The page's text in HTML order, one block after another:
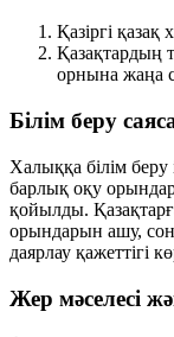
Қазіргі
Қазақтардың
орнына жаңа
Білім беру
Халыққа білім
барлық оқу
қойылды.
орындарын ашу,
даярлау қажеттігі
Жер мәселесі